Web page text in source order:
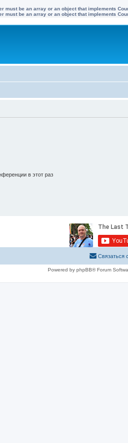
must be an array or an object that implements
must be an array or an object that implements
в этот раз
Связаться
Powered by phpBB® Forum